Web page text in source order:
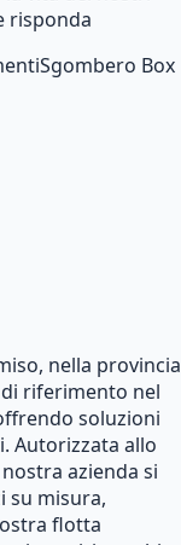
risponda
Sgombero Box
nella provincia
riferimento nel
soluzioni
Autorizzata allo
azienda si
su misura,
flotta